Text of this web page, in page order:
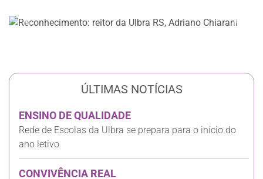
Anterior
ÚLTIMAS NOTÍCIAS
ENSINO DE QUALIDADE
Rede de Escolas da Ulbra se prepara para o início do
ano letivo
CONVIVÊNCIA REAL